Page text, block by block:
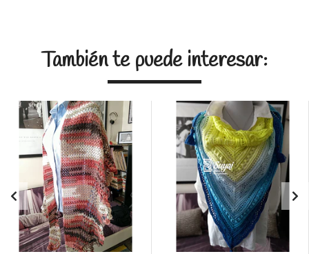
También te puede interesar: